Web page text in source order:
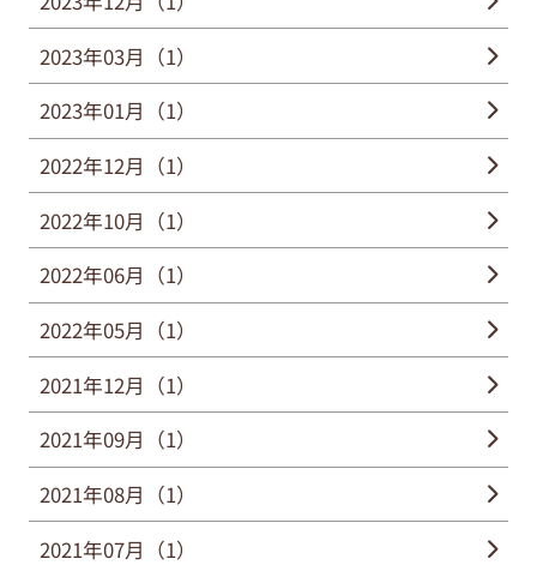
2023年03月（1）
2023年01月（1）
2022年12月（1）
2022年10月（1）
2022年06月（1）
2022年05月（1）
2021年12月（1）
2021年09月（1）
2021年08月（1）
2021年07月（1）